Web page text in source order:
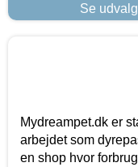
Se
Mydreampet.dk er
arbejdet som
en shop hvor